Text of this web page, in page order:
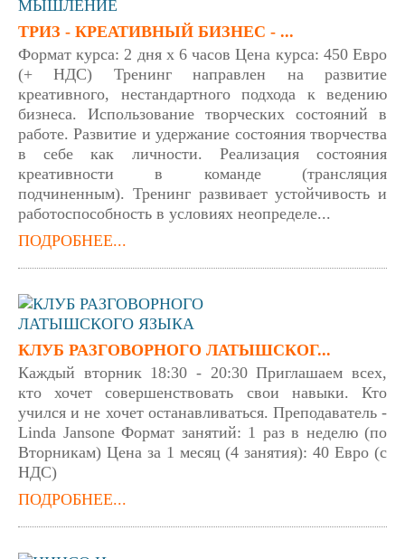
ТРИЗ - КРЕАТИВНЫЙ БИЗНЕС - ...
Формат курса: 2 дня х 6 часов Цена курса: 450 Евро
(+ НДС) Тренинг направлен на развитие
креативного, нестандартного подхода к ведению
бизнеса. Использование творческих состояний в
работе. Развитие и удержание состояния творчества
в себе как личности. Реализация состояния
креативности в команде (трансляция
подчиненным). Тренинг развивает устойчивость и
работоспособность в условиях неопределе...
ПОДРОБНЕЕ...
КЛУБ РАЗГОВОРНОГО ЛАТЫШСКОГ...
Каждый вторник 18:30 - 20:30 Приглашаем всех,
кто хочет совершенствовать свои навыки. Кто
учился и не хочет останавливаться. Преподаватель -
Linda Jansone Формат занятий: 1 раз в неделю (по
Вторникам) Цена за 1 месяц (4 занятия): 40 Евро (с
НДС)
ПОДРОБНЕЕ...